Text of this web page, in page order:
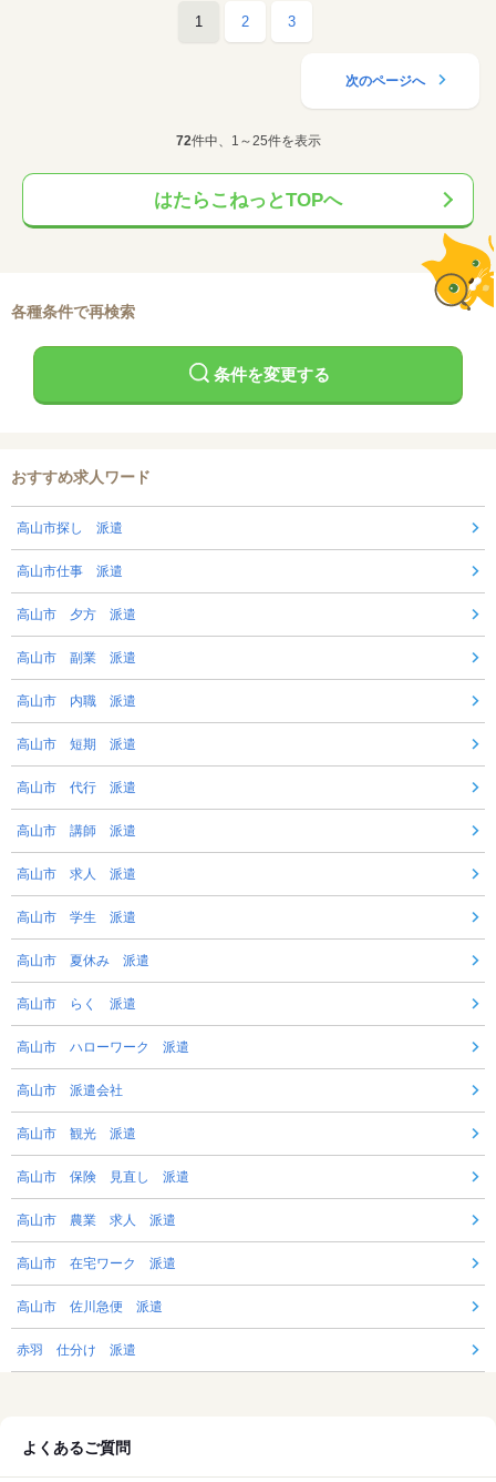
1 2 3
次のページへ
72件中、1～25件を表示
はたらこねっとTOPへ
各種条件で再検索
条件を変更する
おすすめ求人ワード
高山市探し 派遣
高山市仕事 派遣
高山市 夕方 派遣
高山市 副業 派遣
高山市 内職 派遣
高山市 短期 派遣
高山市 代行 派遣
高山市 講師 派遣
高山市 求人 派遣
高山市 学生 派遣
高山市 夏休み 派遣
高山市 らく 派遣
高山市 ハローワーク 派遣
高山市 派遣会社
高山市 観光 派遣
高山市 保険 見直し 派遣
高山市 農業 求人 派遣
高山市 在宅ワーク 派遣
高山市 佐川急便 派遣
赤羽 仕分け 派遣
よくあるご質問